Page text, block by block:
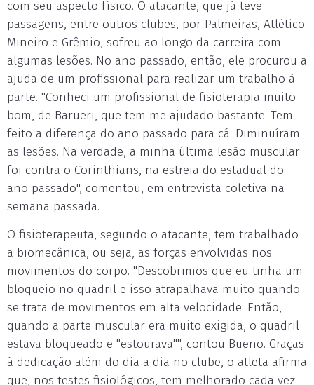
com seu aspecto físico. O atacante, que já teve
passagens, entre outros clubes, por Palmeiras, Atlético
Mineiro e Grêmio, sofreu ao longo da carreira com
algumas lesões. No ano passado, então, ele procurou a
ajuda de um profissional para realizar um trabalho à
parte. "Conheci um profissional de fisioterapia muito
bom, de Barueri, que tem me ajudado bastante. Tem
feito a diferença do ano passado para cá. Diminuíram
as lesões. Na verdade, a minha última lesão muscular
foi contra o Corinthians, na estreia do estadual do
ano passado", comentou, em entrevista coletiva na
semana passada.
O fisioterapeuta, segundo o atacante, tem trabalhado
a biomecânica, ou seja, as forças envolvidas nos
movimentos do corpo. "Descobrimos que eu tinha um
bloqueio no quadril e isso atrapalhava muito quando
se trata de movimentos em alta velocidade. Então,
quando a parte muscular era muito exigida, o quadril
estava bloqueado e "estourava"", contou Bueno. Graças
à dedicação além do dia a dia no clube, o atleta afirma
que, nos testes fisiológicos, tem melhorado cada vez